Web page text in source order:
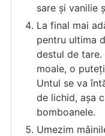
sare și vanilie
La final mai
pentru ultima
destul de
moale, o
Untul se va
de lichid, așa
bomboanele.
Umezim